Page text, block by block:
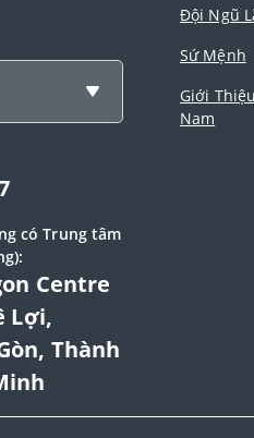
có Trung tâm
Centre
Lợi,
Thành
Đội Ngũ
Sứ Mệnh
Giới
Nam